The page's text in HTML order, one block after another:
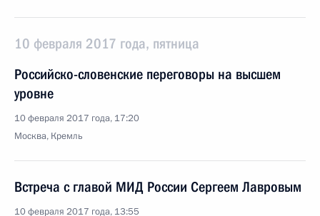
10 февраля 2017 года, пятница
Российско-словенские переговоры на высшем
уровне
10 февраля 2017 года, 17:20
Москва, Кремль
Встреча с главой МИД России Сергеем Лавровым
10 февраля 2017 года, 13:55